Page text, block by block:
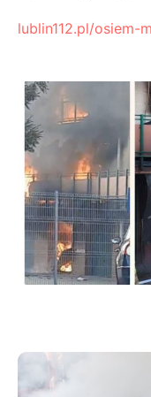
lublin112.pl/osiem-